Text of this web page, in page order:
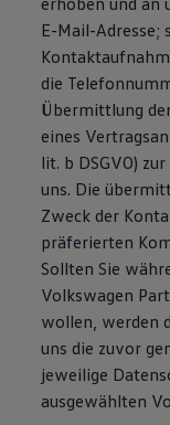
E-Mail-Adresse;
die
Übermittlung
eines
lit. b DSGVO)
uns. Die
Zweck der
präferierten
Sollten Sie
Volkswagen
wollen, werden
uns die zuvor
jeweilige
ausgewählten